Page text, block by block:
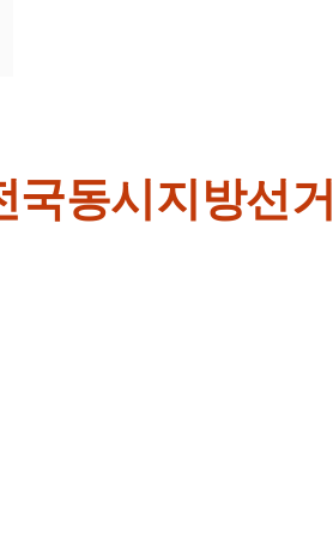
국동시지방선